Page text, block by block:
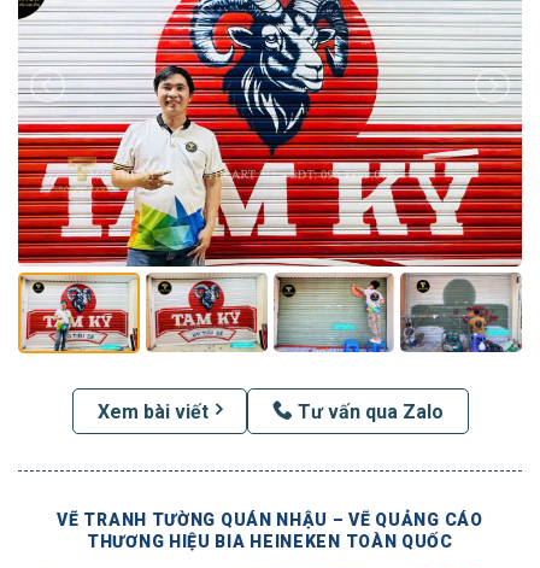
Xem bài viết Tư vấn qua Zalo
VẼ TRANH TƯỜNG QUÁN NHẬU – VẼ QUẢNG CÁO
THƯƠNG HIỆU BIA HEINEKEN TOÀN QUỐC